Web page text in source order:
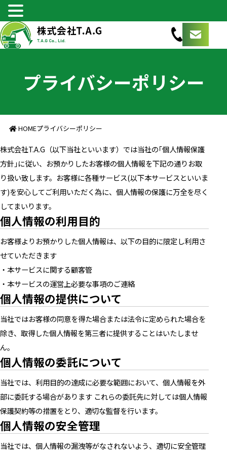
プライバシーポリシー
HOMEプライバシーポリシー
株式会社T.A.G（以下当社といいます）では当社の｢個人情報保護
方針｣に従い、お預かりしたお客様の個人情報を下記の通りお取
り扱い致します。お客様に各種サービス(以下本サービスといいま
す)を安心してご利用いただく為に、個人情報の保護に万全を尽く
してまいります。
個人情報の利用目的
お客様よりお預かりした個人情報は、以下の目的に限定し利用さ
せていただきます
・本サービスに関する顧客管
・本サービスの運営上必要な事項のご連絡
個人情報の提供について
当社ではお客様の同意を得た場合または法令に定められた場合を
除き、取得した個人情報を第三者に提供することはいたしませ
ん。
個人情報の委託について
当社では、利用目的の達成に必要な範囲において、個人情報を外
部に委託する場合があります これらの委託先に対しては個人情報
保護契約等の措置をとり、適切な監督を行います。
個人情報の安全管理
当社では、個人情報の漏洩等がなされないよう、適切に安全管理